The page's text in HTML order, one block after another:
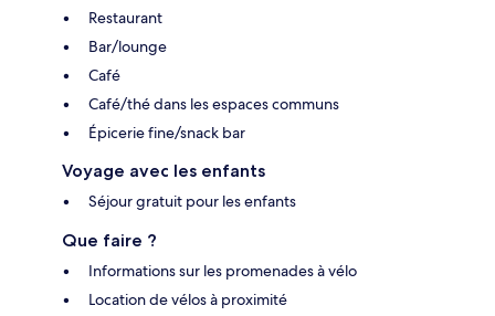
Restaurant
Bar/lounge
Café
Café/thé dans les espaces communs
Épicerie fine/snack bar
Voyage avec les enfants
Séjour gratuit pour les enfants
Que faire ?
Informations sur les promenades à vélo
Location de vélos à proximité